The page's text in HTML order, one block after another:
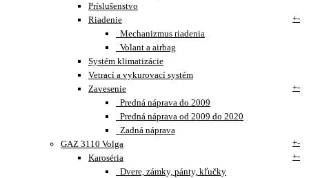
Príslušenstvo
Riadenie
+-
Mechanizmus riadenia
Volant a airbag
Systém klimatizácie
Vetrací a vykurovací systém
Zavesenie
+-
Predná náprava do 2009
Predná náprava od 2009 do 2020
Zadná náprava
GAZ 3110 Volga
+-
Karoséria
+-
Dvere, zámky, pánty, kľučky